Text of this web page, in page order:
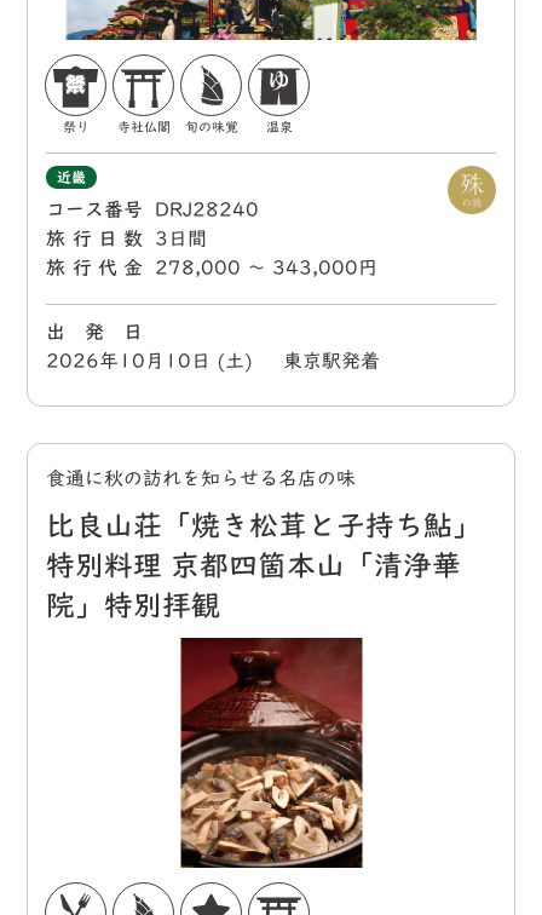
祭り 寺社仏閣 旬の味覚 温泉
近畿
コース番号
DRJ28240
旅行日数
3日間
旅行代金
278,000 〜 343,000円
出 発 日
2026年10月10日 (土) 東京駅発着
食通に秋の訪れを知らせる名店の味
比良山荘「焼き松茸と子持ち鮎」
特別料理 京都四箇本山「清浄華
院」特別拝観